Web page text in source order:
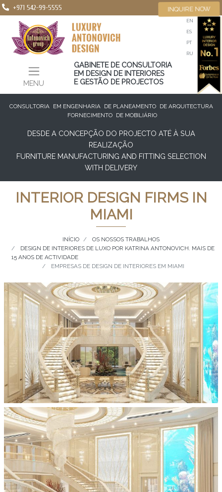
+971 542-99-5555
MENU
EN
ES
PT
RU
GABINETE DE CONSULTORIA
EM DESIGN DE INTERIORES
E GESTÃO DE PROJECTOS
INQUIRE NOW
CONSULTORIA EM ENGENHARIA DE PLANEAMENTO
DE ARQUITECTURA
FORNECIMENTO
DE MOBILIÁRIO
DESDE A CONCEPÇÃO DO PROJECTO ATÉ À SUA
REALIZAÇÃO
FURNITURE MANUFACTURING AND FITTING SELECTION
WITH DELIVERY
INTERIOR DESIGN FIRMS IN
MIAMI
INÍCIO
OS NOSSOS TRABALHOS
DESIGN DE INTERIORES DE LUXO POR KATRINA ANTONOVICH. MAIS DE
15 ANOS DE ACTIVIDADE
EMPRESAS DE DESIGN DE INTERIORES EM MIAMI